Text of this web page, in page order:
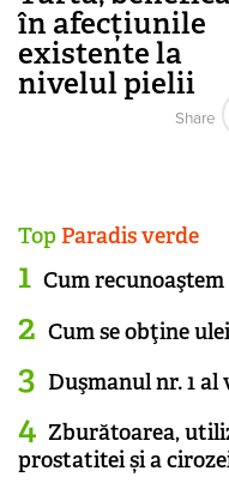
în afecțiunile
existente la
nivelul pielii
Share
Top Paradis verde
Cum
Cum se obţine
Duşmanul nr. 1
Zburătoarea,
prostatitei și a